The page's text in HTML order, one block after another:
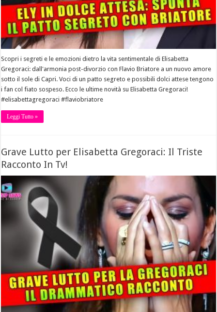
Scopri i segreti e le emozioni dietro la vita sentimentale di Elisabetta
Gregoraci: dall'armonia post-divorzio con Flavio Briatore a un nuovo amore
sotto il sole di Capri. Voci di un patto segreto e possibili dolci attese tengono
i fan col fiato sospeso. Ecco le ultime novità su Elisabetta Gregoraci!
#elisabettagregoraci #flaviobriatore
Leggi Tutto »
Grave Lutto per Elisabetta Gregoraci: Il Triste
Racconto In Tv!